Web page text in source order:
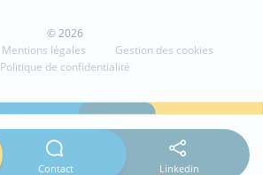
Contact Linkedin
© 2026
Mentions légales
Gestion des cookies
Politique de confidentialité